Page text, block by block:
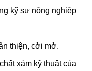
kỹ sư nông nghiệp
thiện, cởi mở.
xám kỹ thuật của